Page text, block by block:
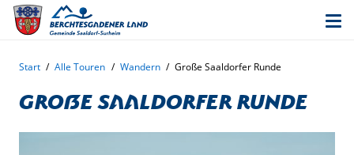
Start / Alle Touren / Wandern / Große Saaldorfer Runde
Große Saaldorfer Runde